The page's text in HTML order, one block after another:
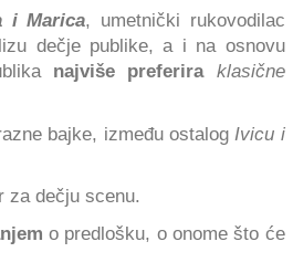
i Marica, umetnički rukovodilac
dečje publike, a i na osnovu
najviše preferira
klasične
bajke, između ostalog Ivicu i
za dečju scenu.
o predlošku, o onome što će